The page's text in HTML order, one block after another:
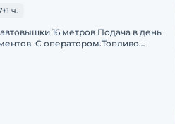
ч.
16 метров Подача в день
С оператором.Топливо